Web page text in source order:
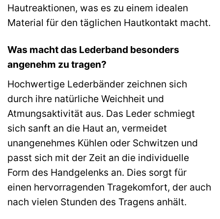
Hautreaktionen, was es zu einem idealen
Material für den täglichen Hautkontakt macht.
Was macht das Lederband besonders
angenehm zu tragen?
Hochwertige Lederbänder zeichnen sich
durch ihre natürliche Weichheit und
Atmungsaktivität aus. Das Leder schmiegt
sich sanft an die Haut an, vermeidet
unangenehmes Kühlen oder Schwitzen und
passt sich mit der Zeit an die individuelle
Form des Handgelenks an. Dies sorgt für
einen hervorragenden Tragekomfort, der auch
nach vielen Stunden des Tragens anhält.